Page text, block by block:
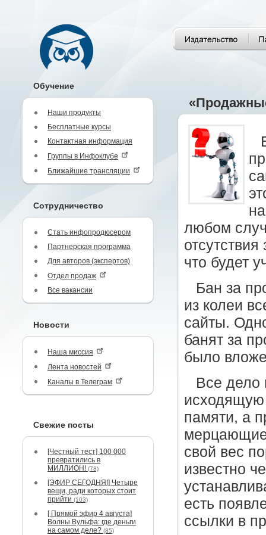
Обучение
Наши продукты
Бесплатные курсы
Контактная информация
Группы в Инфоклубе
Ближайшие трансляции
Сотрудничество
Стать инфопродюсером
Партнерская программа
Для авторов (экспертов)
Отдел продаж
Все вакансии
Новости
Наша миссия
Лента новостей
Каналы в Телеграм
Свежие посты
[Честный тест] 100 000
превратились в
МИЛЛИОН! (78)
[ЭФИР СЕГОДНЯ!] Четыре
вещи, ради которых стоит
прийти (103)
[ Прямой эфир 4 августа]
Волны Вульфа: где деньги
на самом деле? (85)
любом
что будет
Бан за
из колеи
сайты.
банят за
было
Все дело
памяти, а
свой вес
известно
есть
ссылки в